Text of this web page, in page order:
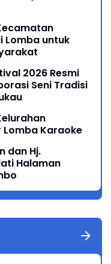
Lomba untuk
2026 Resmi
Seni Tradisi
Karaoke
dan Hj.
Halaman